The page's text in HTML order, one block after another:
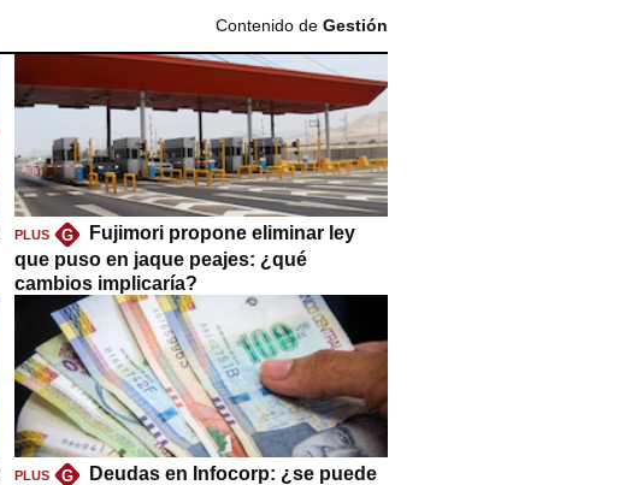
Contenido de Gestión
PLUS G
Fujimori propone eliminar ley
que puso en jaque peajes: ¿qué
cambios implicaría?
PLUS G Deudas en Infocorp: ¿se puede